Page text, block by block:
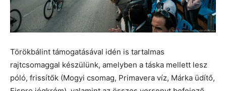
Törökbálint támogatásával idén is tartalmas
rajtcsomaggal készülünk, amelyben a táska mellett lesz
póló, frissítők (Mogyi csomag, Primavera víz, Márka üdítő,